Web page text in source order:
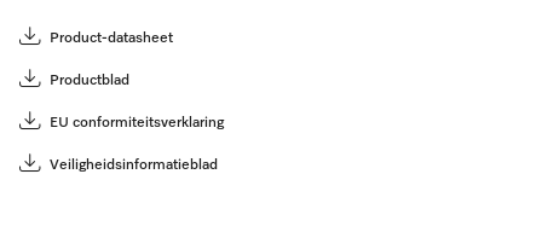
Product-datasheet
Productblad
EU conformiteitsverklaring
Veiligheidsinformatieblad